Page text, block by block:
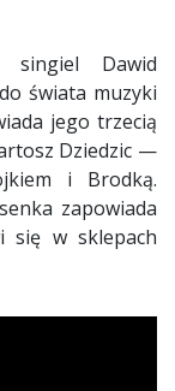
singiel Dawid
świata muzyki
jego trzecią
Dziedzic —
i Brodką.
zapowiada
się w sklepach